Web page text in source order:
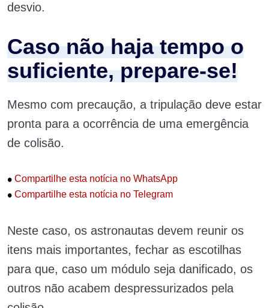
desvio.
Caso não haja tempo o
suficiente, prepare-se!
Mesmo com precaução, a tripulação deve estar
pronta para a ocorrência de uma emergência
de colisão.
• Compartilhe esta notícia no WhatsApp
• Compartilhe esta notícia no Telegram
Neste caso, os astronautas devem reunir os
itens mais importantes, fechar as escotilhas
para que, caso um módulo seja danificado, os
outros não acabem despressurizados pela